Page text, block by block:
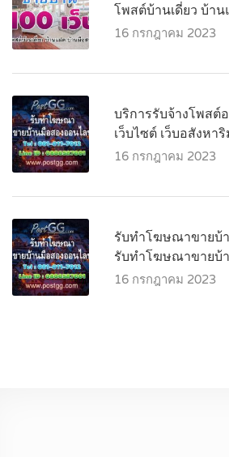
โพสต์บ้านเดี่ยว บ้า
16 กรกฎาคม 2023
บริการรับจ้างโพสต์
เว็บไซต์ เว็บอสังหา
16 กรกฎาคม 2023
รับทำโฆษณาขายบ้
รับทำโฆษณาขายบ้
16 กรกฎาคม 2023